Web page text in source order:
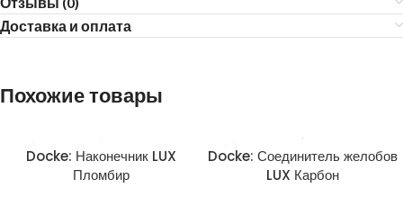
Доставка и оплата
Похожие товары
Docke: Наконечник LUX
Пломбир
Docke: Соединитель желобов
LUX Карбон